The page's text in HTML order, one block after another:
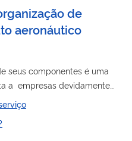
de
aeronáutico
seus componentes é uma
a empresas devidamente
O Certificado de
respectivas Especificações
de aeronave podem ser